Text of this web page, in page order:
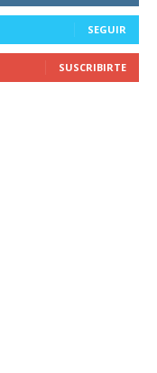
SEGUIR
SUSCRIBIRTE